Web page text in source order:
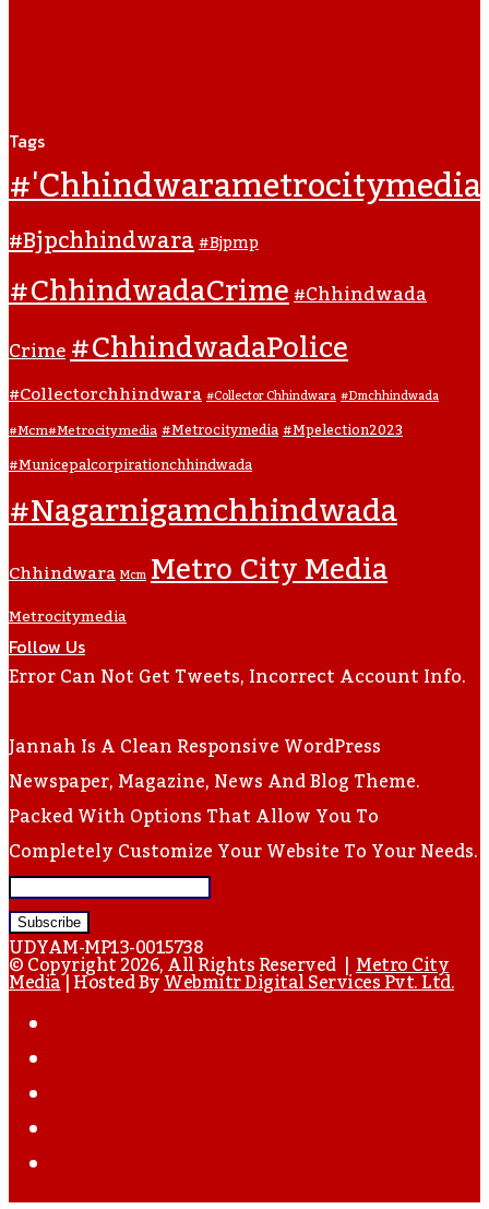
Tags
#'chhindwarametrocitymedia
#bjpchhindwara#bjpmp
#ChhindwadaCrime#Chhindwada
Crime#ChhindwadaPolice
#collectorchhindwara#collector Chhindwara#dmchhindwada
#mcm#metrocitymedia#metrocitymedia#mpelection2023
#municepalcorpirationchhindwada
#nagarnigamchhindwada
ChhindwaraMcmMetro City Media
Metrocitymedia
Follow Us
Error Can Not Get Tweets, Incorrect Account Info.
Jannah Is A Clean Responsive WordPress
Newspaper, Magazine, News And Blog Theme.
Packed With Options That Allow You To
Completely Customize Your Website To Your Needs.
Enter
Your
Email
Address
UDYAM-MP13-0015738
© Copyright 2026, All Rights Reserved |Metro City
Media| Hosted ByWebmitr Digital Services Pvt. Ltd.